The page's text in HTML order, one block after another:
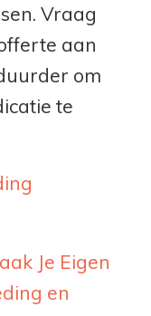
Vraag
aan
om
te
Je Eigen
en